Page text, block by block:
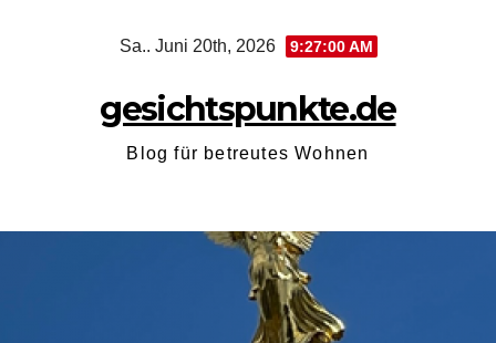
Sa.. Juni 20th, 2026 9:27:01 AM
gesichtspunkte.de
Blog für betreutes Wohnen